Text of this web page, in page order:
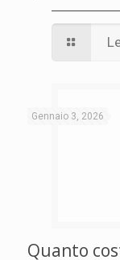
Gennaio 3, 2026
Quanto